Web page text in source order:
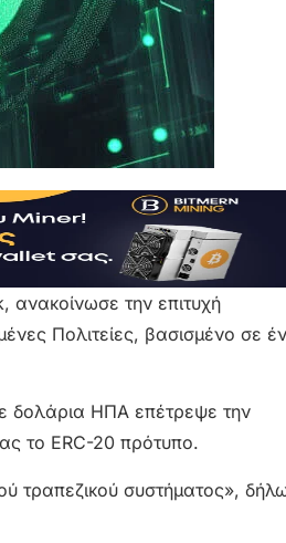
ανακοίνωσε την επιτυχή
Πολιτείες, βασισμένο σε
δολάρια ΗΠΑ επέτρεψε την
το ERC-20 πρότυπο.
τραπεζικού συστήματος»,